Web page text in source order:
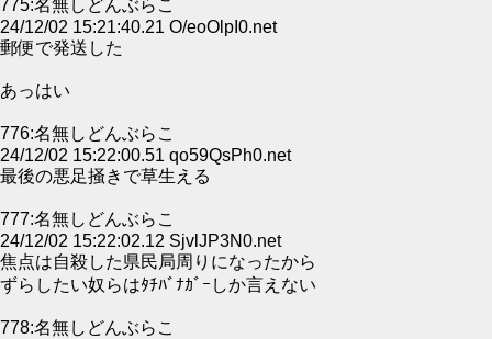
775:名無しどんぶらこ
24/12/02 15:21:40.21 O/eoOlpI0.net
郵便で発送した
あっはい
776:名無しどんぶらこ
24/12/02 15:22:00.51 qo59QsPh0.net
最後の悪足掻きで草生える
777:名無しどんぶらこ
24/12/02 15:22:02.12 SjvlJP3N0.net
焦点は自殺した県民局周りになったから
ずらしたい奴らはﾀﾁﾊﾞﾅｶﾞｰしか言えない
778:名無しどんぶらこ